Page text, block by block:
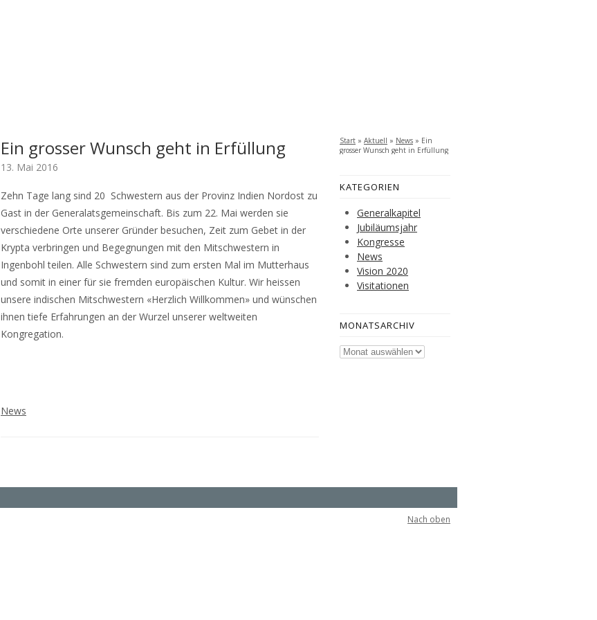
Ein grosser Wunsch geht in Erfüllung
13. Mai 2016
Zehn Tage lang sind 20 Schwestern aus der Provinz Indien Nordost zu
Gast in der Generalatsgemeinschaft. Bis zum 22. Mai werden sie
verschiedene Orte unserer Gründer besuchen, Zeit zum Gebet in der
Krypta verbringen und Begegnungen mit den Mitschwestern in
Ingenbohl teilen. Alle Schwestern sind zum ersten Mal im Mutterhaus
und somit in einer für sie fremden europäischen Kultur. Wir heissen
unsere indischen Mitschwestern «Herzlich Willkommen» und wünschen
ihnen tiefe Erfahrungen an der Wurzel unserer weltweiten
Kongregation.
News
Start » Aktuell » News » Ein
grosser Wunsch geht in Erfüllung
KATEGORIEN
Generalkapitel
Jubiläumsjahr
Kongresse
News
Vision 2020
Visitationen
MONATSARCHIV
Monatsarchiv
Nach oben